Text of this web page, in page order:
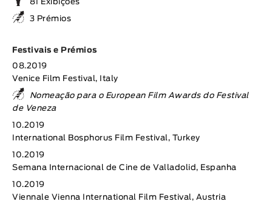
81 Exibições
3 Prémios
Festivais e Prémios
08.2019
Venice Film Festival, Italy
Nomeação para o European Film Awards do Festival
de Veneza
10.2019
International Bosphorus Film Festival, Turkey
10.2019
Semana Internacional de Cine de Valladolid, Espanha
10.2019
Viennale Vienna International Film Festival, Austria